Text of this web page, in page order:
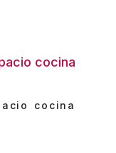
cocina